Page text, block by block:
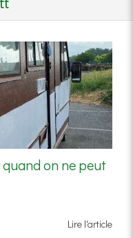
on ne peut
Lire l'article